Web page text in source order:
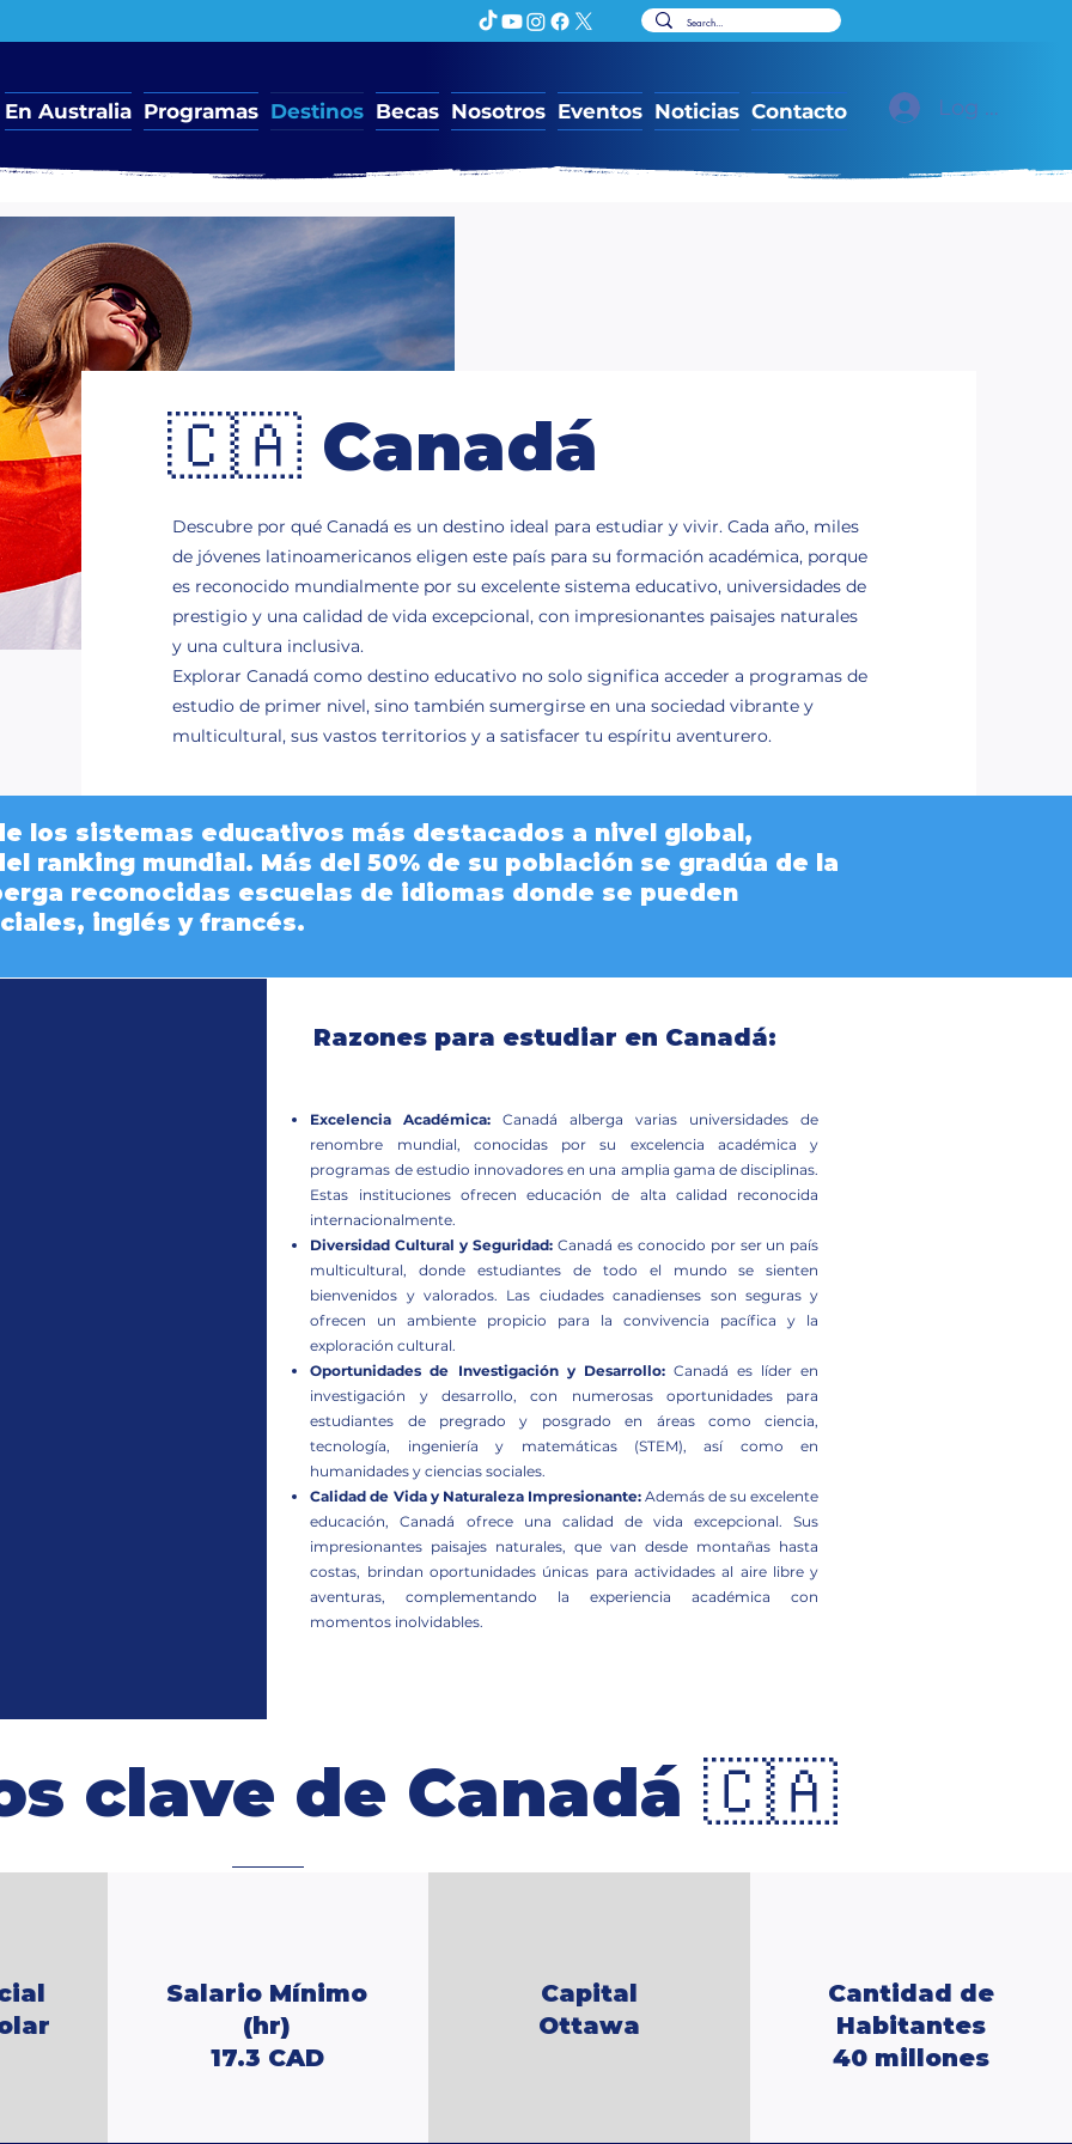
En Australia Programas Destinos Becas Nosotros Eventos Noticias Contacto Log In
🇨🇦 Canadá
Descubre por qué Canadá es un destino ideal para estudiar y vivir. Cada año, miles
de jóvenes latinoamericanos eligen este país para su formación académica, porque
es reconocido mundialmente por su excelente sistema educativo, universidades de
prestigio y una calidad de vida excepcional, con impresionantes paisajes naturales
y una cultura inclusiva.
Explorar Canadá como destino educativo no solo significa acceder a programas de
estudio de primer nivel, sino también sumergirse en una sociedad vibrante y
multicultural, sus vastos territorios y a satisfacer tu espíritu aventurero.
los sistemas educativos más destacados a nivel global,
ranking mundial. Más del 50% de su población se gradúa de la
reconocidas escuelas de idiomas donde se pueden
inglés y francés.
Razones para estudiar en Canadá:
Excelencia Académica: Canadá alberga varias universidades de
renombre mundial, conocidas por su excelencia académica y
programas de estudio innovadores en una amplia gama de disciplinas.
Estas instituciones ofrecen educación de alta calidad reconocida
internacionalmente.
Diversidad Cultural y Seguridad: Canadá es conocido por ser un país
multicultural, donde estudiantes de todo el mundo se sienten
bienvenidos y valorados. Las ciudades canadienses son seguras y
ofrecen un ambiente propicio para la convivencia pacífica y la
exploración cultural.
Oportunidades de Investigación y Desarrollo: Canadá es líder en
investigación y desarrollo, con numerosas oportunidades para
estudiantes de pregrado y posgrado en áreas como ciencia,
tecnología, ingeniería y matemáticas (STEM), así como en
humanidades y ciencias sociales.
Calidad de Vida y Naturaleza Impresionante: Además de su excelente
educación, Canadá ofrece una calidad de vida excepcional. Sus
impresionantes paisajes naturales, que van desde montañas hasta
costas, brindan oportunidades únicas para actividades al aire libre y
aventuras, complementando la experiencia académica con
momentos inolvidables.
clave de Canadá 🇨🇦
Salario Mínimo
(hr)
17.3 CAD
Capital
Ottawa
Cantidad de
Habitantes
40 millones